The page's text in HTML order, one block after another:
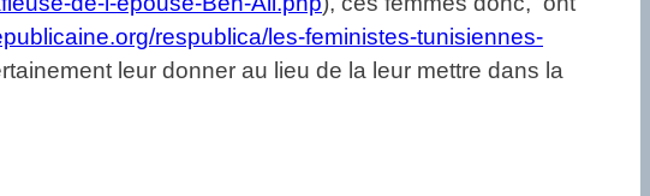
respublica/les-feministes-tunisiennes-
leur donner au lieu de la leur mettre dans la